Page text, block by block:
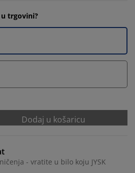
trgovini?
Dodaj u košaricu
- vratite u bilo koju JYSK